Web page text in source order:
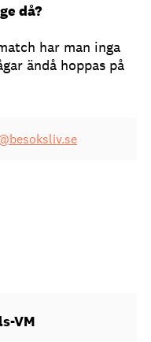
då?
har man inga
ändå hoppas på
VM